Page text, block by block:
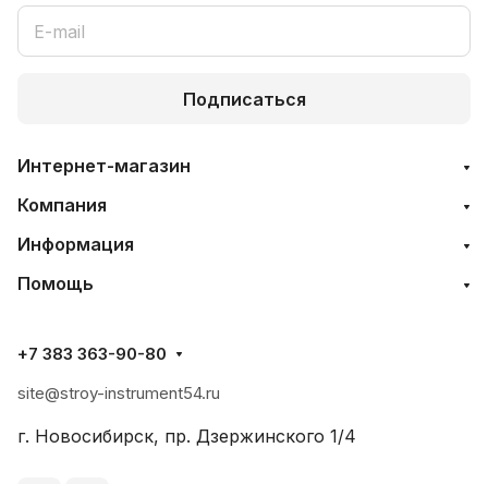
Подписаться
Интернет-магазин
Компания
Информация
Помощь
+7 383 363-90-80
site@stroy-instrument54.ru
г. Новосибирск, пр. Дзержинского 1/4